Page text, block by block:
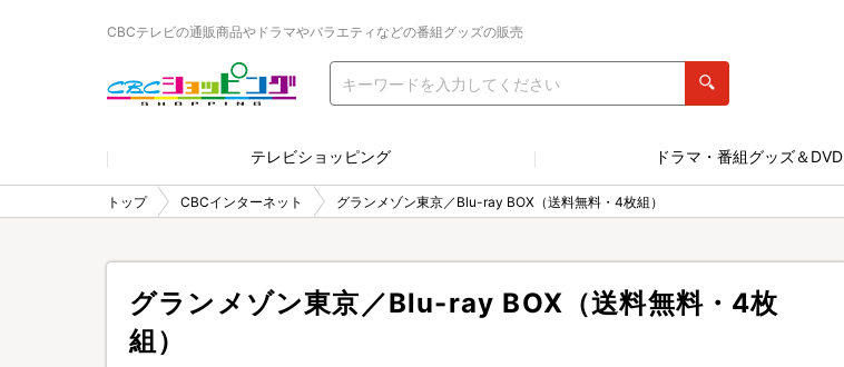
CBCテレビの通販商品やドラマやバラエティなどの番組グッズの販売
テレビショッピング ドラマ・番組グッズ＆DVD
トップ CBCインターネット グランメゾン東京／Blu-ray BOX（送料無料・4枚組）
グランメゾン東京／Blu-ray BOX（送料無料・4枚
組）